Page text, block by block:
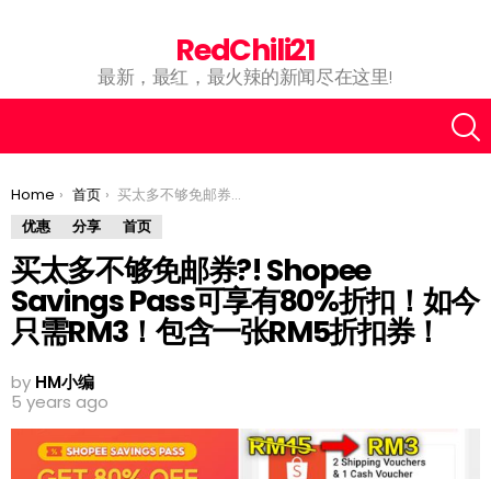
RedChili21
最新，最红，最火辣的新闻尽在这里!
You are here:
Home 首页
买太多不够免邮券?! Shopee Savings Pass可享有80%折扣！如今只需RM3！包含一张RM5折扣券！
优惠
分享 首页
买太多不够免邮券?! Shopee
Savings Pass可享有80%折扣！如今
只需RM3！包含一张RM5折扣券！
by HM小编
5 years ago